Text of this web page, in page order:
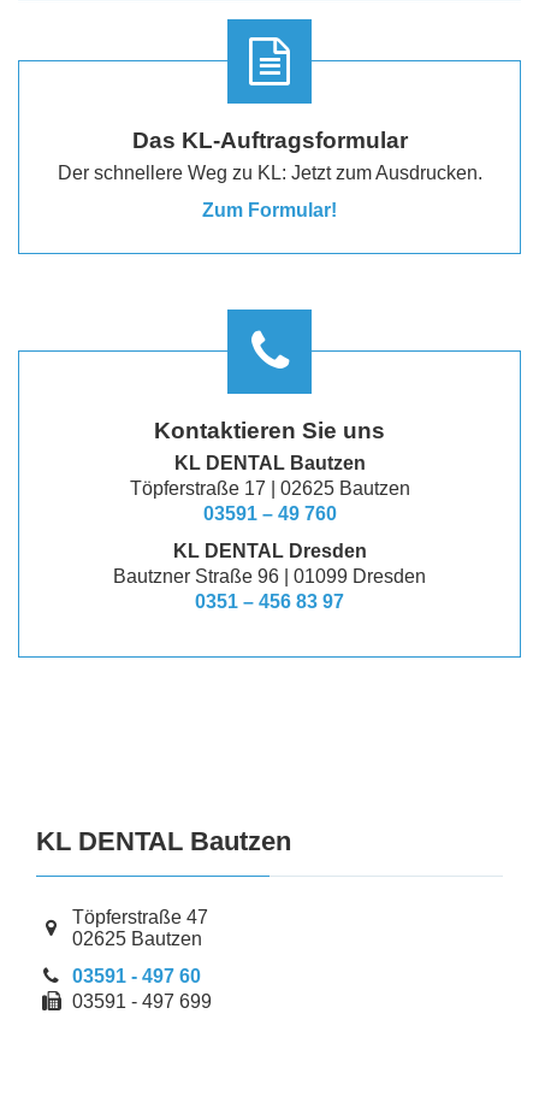
Das KL-Auftragsformular
Der schnellere Weg zu KL: Jetzt zum Ausdrucken.
Zum Formular!
Kontaktieren Sie uns
KL DENTAL Bautzen
Töpferstraße 17 | 02625 Bautzen
03591 – 49 760
KL DENTAL Dresden
Bautzner Straße 96 | 01099 Dresden
0351 – 456 83 97
KL DENTAL Bautzen
Töpferstraße 47
02625 Bautzen
03591 - 497 60
03591 - 497 699